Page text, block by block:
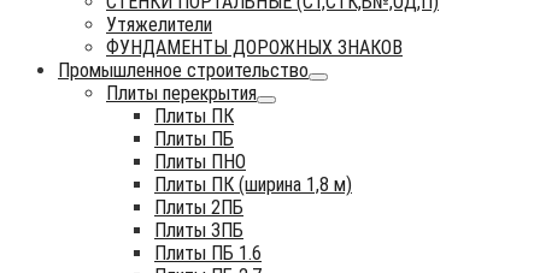
Утяжелители
ФУНДАМЕНТЫ ДОРОЖНЫХ ЗНАКОВ
Промышленное строительство
Плиты перекрытия
Плиты ПК
Плиты ПБ
Плиты ПНО
Плиты ПК (ширина 1,8 м)
Плиты 2ПБ
Плиты 3ПБ
Плиты ПБ 1.6